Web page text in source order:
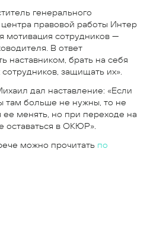
генерального
правовой работы Интер
мотивация сотрудников —
В ответ
наставником, брать на себя
сотрудников, защищать их».
дал наставление: «Если
там больше не нужны, то не
ее менять, но при переходе на
оставаться в ОКЮР».
можно прочитать по